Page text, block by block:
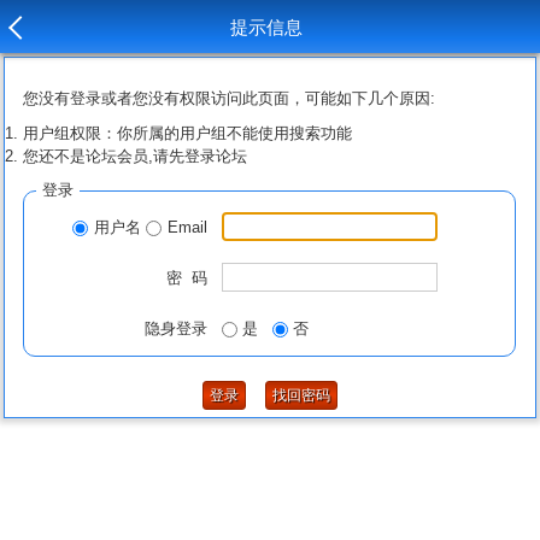
提示信息
您没有登录或者您没有权限访问此页面，可能如下几个原因:
用户组权限：你所属的用户组不能使用搜索功能
您还不是论坛会员,请先登录论坛
登录
用户名 Email
密 码
隐身登录 是 否